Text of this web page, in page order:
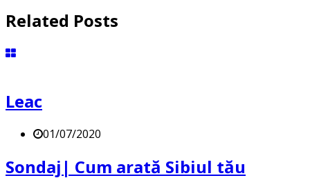
Related Posts
Leac
01/07/2020
Sondaj| Cum arată Sibiul tău